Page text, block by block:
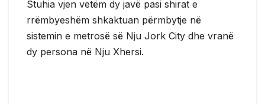
Stuhia vjen vetëm dy javë pasi shirat e
rrëmbyeshëm shkaktuan përmbytje në
sistemin e metrosë së Nju Jork City dhe vranë
dy persona në Nju Xhersi.